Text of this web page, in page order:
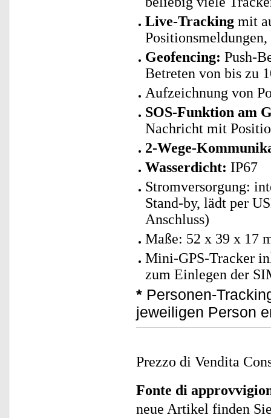
Live-Tracking mit
Positionsmeldungen,
Geofencing: Push-
Betreten von bis zu
Aufzeichnung von
SOS-Funktion am
Nachricht mit
2-Wege-
Wasserdicht: IP67
Stromversorgung:
Stand-by, lädt per
Anschluss)
Maße: 52 x 39 x 17
Mini-GPS-Tracker
zum Einlegen der
* Personen-
jeweiligen Person
Prezzo di Vendita
Fonte di
neue Artikel finden